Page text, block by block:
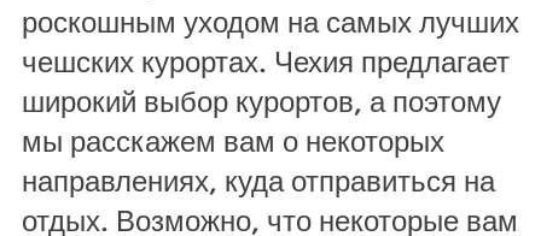
роскошным уходом на самых лучших
чешских курортах. Чехия предлагает
широкий выбор курортов, а поэтому
мы расскажем вам о некоторых
направлениях, куда отправиться на
отдых. Возможно, что некоторые вам